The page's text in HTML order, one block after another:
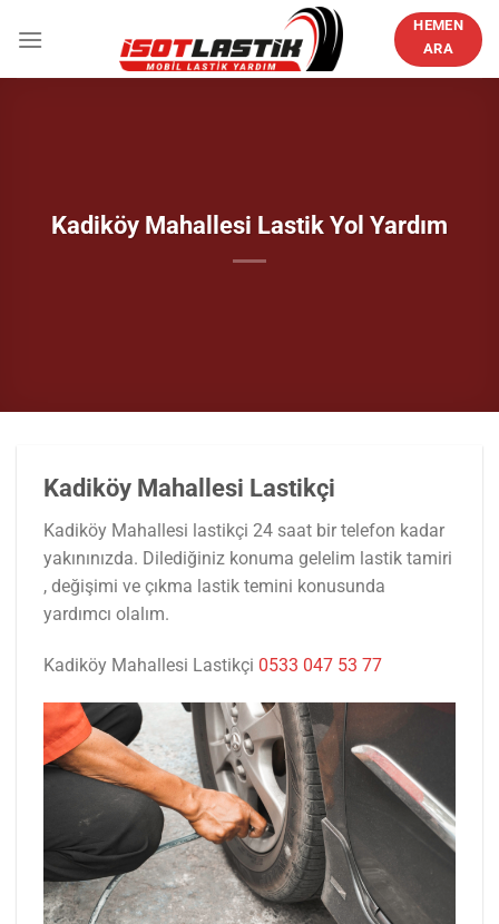
atla
HEMEN
ARA
Kadiköy Mahallesi Lastik Yol Yardım
Kadiköy Mahallesi Lastikçi
Kadiköy Mahallesi lastikçi 24 saat bir telefon kadar
yakınınızda. Dilediğiniz konuma gelelim lastik tamiri
, değişimi ve çıkma lastik temini konusunda
yardımcı olalım.
Kadiköy Mahallesi Lastikçi 0533 047 53 77